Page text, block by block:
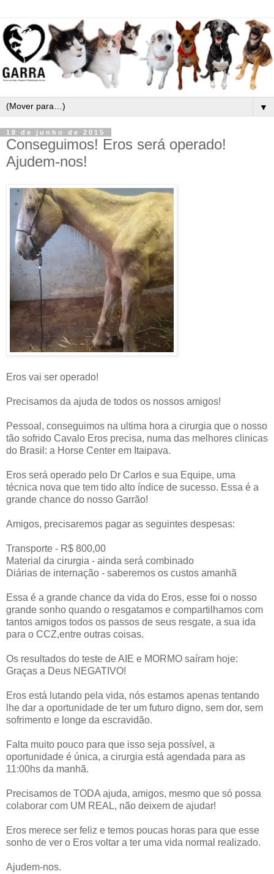
▼
18 de junho de 2015
Conseguimos! Eros será operado!
Ajudem-nos!
Eros vai ser operado!
Precisamos da ajuda de todos os nossos amigos!
Pessoal, conseguimos na ultima hora a cirurgia que o nosso
tão sofrido Cavalo Eros precisa, numa das melhores clinicas
do Brasil: a Horse Center em Itaipava.
Eros será operado pelo Dr Carlos e sua Equipe, uma
técnica nova que tem tido alto índice de sucesso. Essa é a
grande chance do nosso Garrão!
Amigos, precisaremos pagar as seguintes despesas:
Transporte - R$ 800,00
Material da cirurgia - ainda será combinado
Diárias de internação - saberemos os custos amanhã
Essa é a grande chance da vida do Eros, esse foi o nosso
grande sonho quando o resgatamos e compartilhamos com
tantos amigos todos os passos de seus resgate, a sua ida
para o CCZ,entre outras coisas.
Os resultados do teste de AIE e MORMO saíram hoje:
Graças a Deus NEGATIVO!
Eros está lutando pela vida, nós estamos apenas tentando
lhe dar a oportunidade de ter um futuro digno, sem dor, sem
sofrimento e longe da escravidão.
Falta muito pouco para que isso seja possível, a
oportunidade é única, a cirurgia está agendada para as
11:00hs da manhã.
Precisamos de TODA ajuda, amigos, mesmo que só possa
colaborar com UM REAL, não deixem de ajudar!
Eros merece ser feliz e temos poucas horas para que esse
sonho de ver o Eros voltar a ter uma vida normal realizado.
Ajudem-nos.